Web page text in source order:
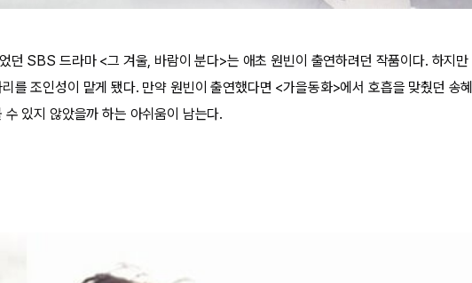
던 SBS 드라마 <그 겨울, 바람이 분다>는 애초 원빈이 출연하려던 작품이다. 하지만
를 조인성이 맡게 됐다. 만약 원빈이 출연했다면 <가을동화>에서 호흡을 맞췄던 송혜
있지 않았을까 하는 아쉬움이 남는다.